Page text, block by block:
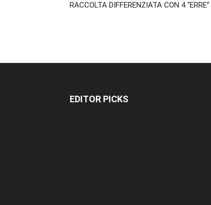
RACCOLTA DIFFERENZIATA CON 4 “ERRE”
EDITOR PICKS